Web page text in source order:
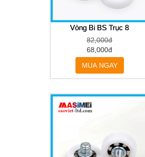
Vòng Bi BS Trục 8
82,000đ
68,000đ
MUA NGAY